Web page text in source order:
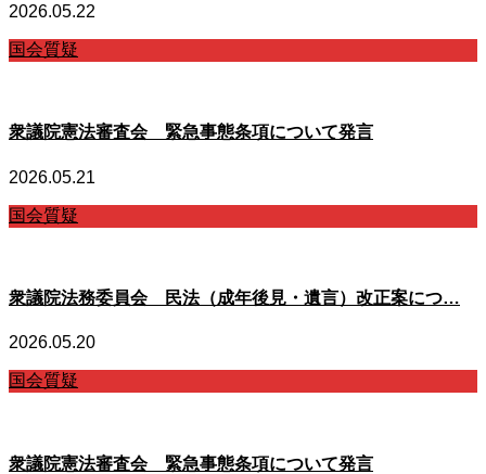
2026.05.22
国会質疑
衆議院憲法審査会 緊急事態条項について発言
2026.05.21
国会質疑
衆議院法務委員会 民法（成年後見・遺言）改正案につ…
2026.05.20
国会質疑
衆議院憲法審査会 緊急事態条項について発言